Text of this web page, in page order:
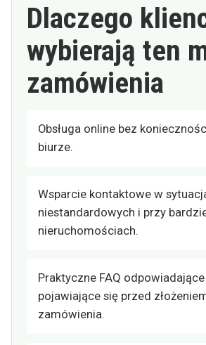
Dlaczego
wybierają ten
zamówienia
Obsługa online bez
biurze.
Wsparcie kontaktowe w
niestandardowych i przy
nieruchomościach.
Praktyczne FAQ
pojawiające się przed
zamówienia.